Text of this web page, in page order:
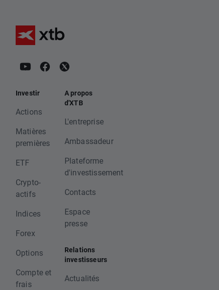
Investir
Actions
Matières
premières
ETF
Crypto-
actifs
Indices
Forex
Options
Compte et
frais
A propos
d'XTB
L'entreprise
Ambassadeur
Plateforme
d'investissement
Contacts
Espace
presse
Relations
investisseurs
Actualités